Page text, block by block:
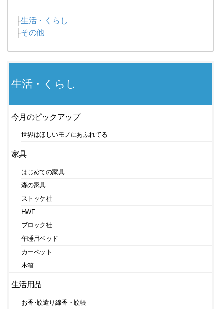
├生活・くらし
├その他
生活・くらし
今月のピックアップ
世界はほしいモノにあふれてる
家具
はじめての家具
森の家具
ストッケ社
HWF
ブロック社
午睡用ベッド
カーペット
木箱
生活用品
お香･蚊遣り線香・蚊帳